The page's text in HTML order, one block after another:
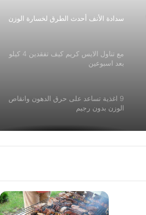
سدادة الأنف أحدث الطرق لخسارة الوزن
مع تناول الايس كريم كيف تفقدين 4 كيلو
بعد اسبوعين
9 اغذية تساعد على حرق الدهون وانقاص
الوزن بدون رجيم